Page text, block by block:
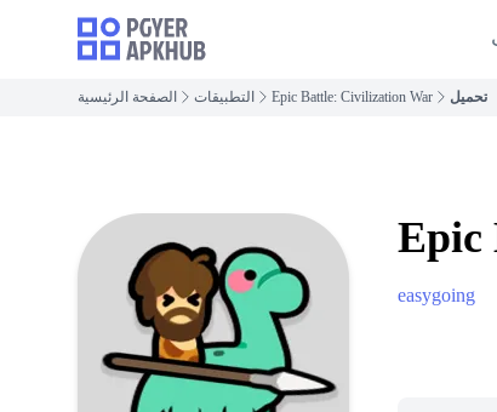
الصفحة الرئيسية التطبيقات Epic Battle: Civilization War تحميل
Epic
easygoing